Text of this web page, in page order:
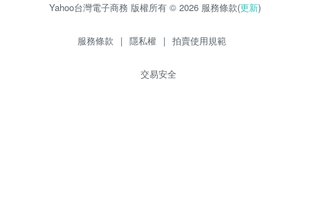
Yahoo台灣電子商務 版權所有 © 2026 服務條款(更新)
服務條款 | 隱私權 | 拍賣使用規範
交易安全